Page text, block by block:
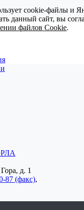
д. 1
87 (факс),
cookie-файлы и
данный сайт, вы
файлов Cookie.